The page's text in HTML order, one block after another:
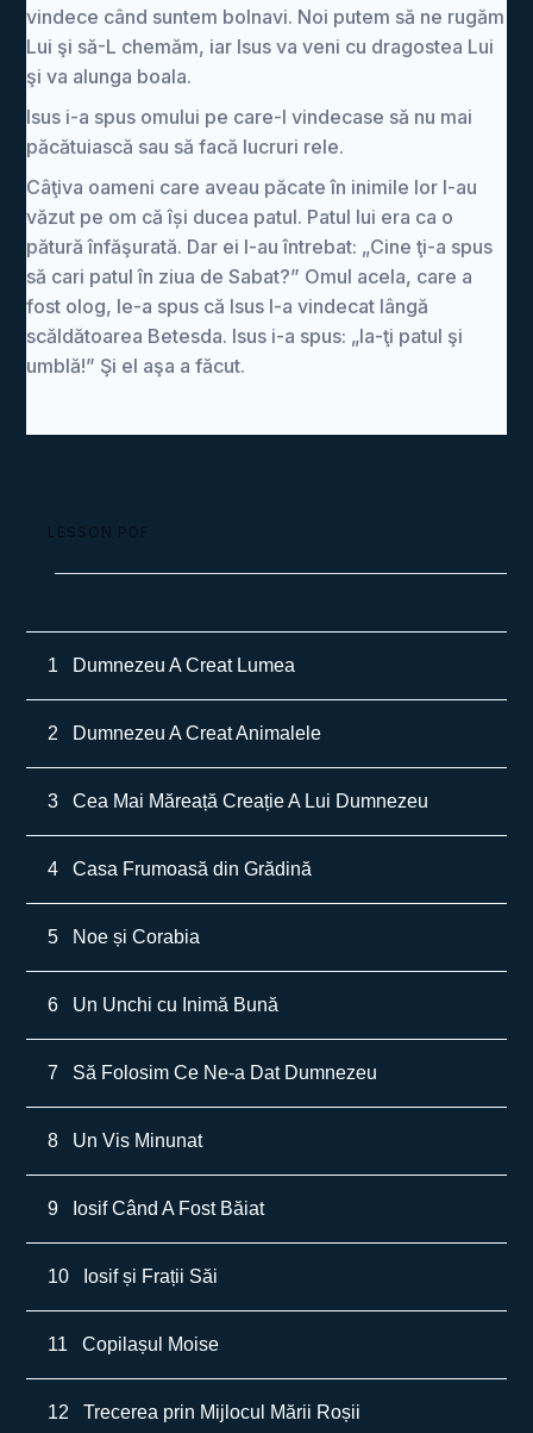
vindece când suntem bolnavi. Noi putem să ne rugăm
Lui şi să-L chemăm, iar Isus va veni cu dragostea Lui
şi va alunga boala.
Isus i-a spus omului pe care-l vindecase să nu mai
păcătuiască sau să facă lucruri rele.
Câţiva oameni care aveau păcate în inimile lor l-au
văzut pe om că își ducea patul. Patul lui era ca o
pătură înfăşurată. Dar ei l-au întrebat: „Cine ţi-a spus
să cari patul în ziua de Sabat?” Omul acela, care a
fost olog, le-a spus că Isus l-a vindecat lângă
scăldătoarea Betesda. Isus i-a spus: „Ia-ţi patul şi
umblă!” Şi el aşa a făcut.
LESSON PDF
1 Dumnezeu A Creat Lumea
2 Dumnezeu A Creat Animalele
3 Cea Mai Măreață Creație A Lui Dumnezeu
4 Casa Frumoasă din Grădină
5 Noe și Corabia
6 Un Unchi cu Inimă Bună
7 Să Folosim Ce Ne-a Dat Dumnezeu
8 Un Vis Minunat
9 Iosif Când A Fost Băiat
10 Iosif și Frații Săi
11 Copilașul Moise
12 Trecerea prin Mijlocul Mării Roșii